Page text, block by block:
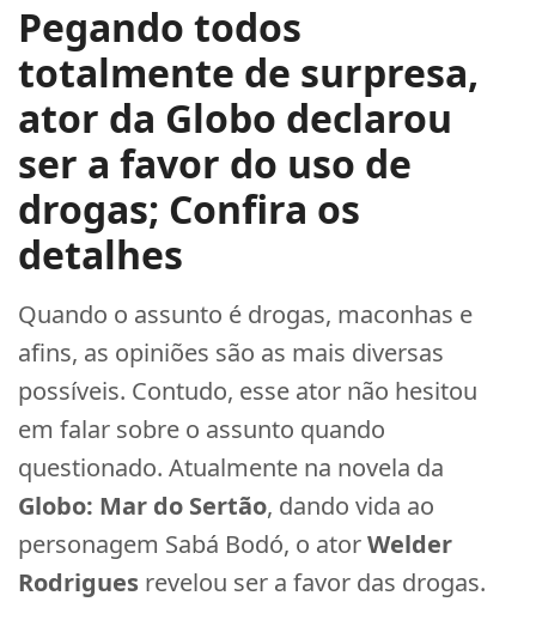
Pegando todos
totalmente de surpresa,
ator da Globo declarou
ser a favor do uso de
drogas; Confira os
detalhes
Quando o assunto é drogas, maconhas e
afins, as opiniões são as mais diversas
possíveis. Contudo, esse ator não hesitou
em falar sobre o assunto quando
questionado. Atualmente na novela da
Globo: Mar do Sertão, dando vida ao
personagem Sabá Bodó, o atorWelder
Rodrigues revelou ser a favor das drogas.